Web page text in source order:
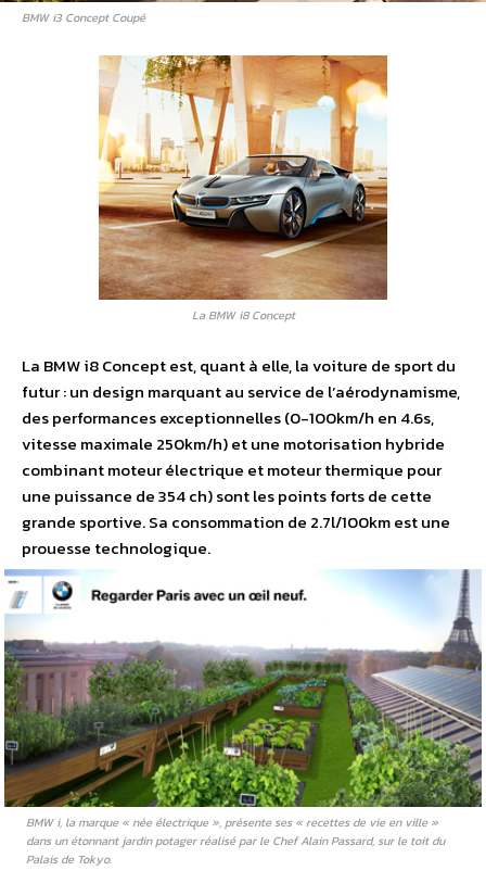
BMW i3 Concept Coupé
La BMW i8 Concept
La BMW i8 Concept est, quant à elle, la voiture de sport du
futur : un design marquant au service de l’aérodynamisme,
des performances exceptionnelles (0-100km/h en 4.6s,
vitesse maximale 250km/h) et une motorisation hybride
combinant moteur électrique et moteur thermique pour
une puissance de 354 ch) sont les points forts de cette
grande sportive. Sa consommation de 2.7l/100km est une
prouesse technologique.
BMW i, la marque « née électrique », présente ses « recettes de vie en ville »
dans un étonnant jardin potager réalisé par le Chef Alain Passard, sur le toit du
Palais de Tokyo.